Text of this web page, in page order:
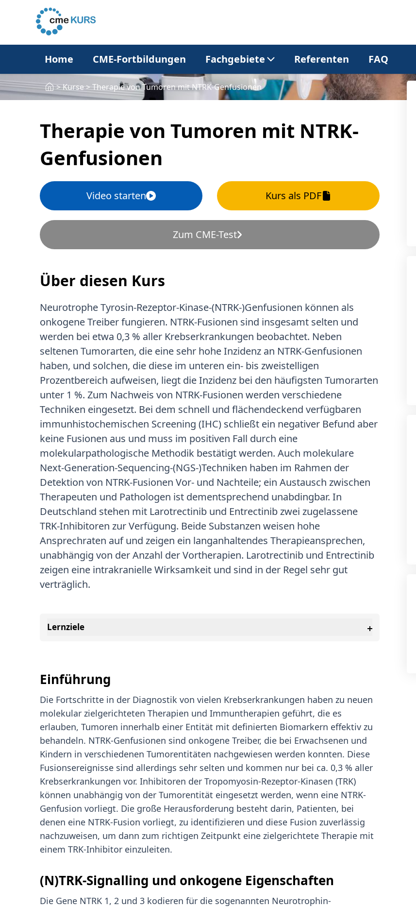
Home CME-Fortbildungen Fachgebiete
Allgemeinmedizin Dermatologie
Gastroenterologie
Urologie
Referenten FAQ
>Kurse >Therapie von Tumoren mit NTRK-Genfusionen
Therapie von Tumoren mit NTRK-
Genfusionen
Video starten Kurs als PDF
Zum CME-Test
Über diesen Kurs
Neurotrophe Tyrosin-Rezeptor-Kinase-(NTRK-)Genfusionen können als
onkogene Treiber fungieren. NTRK-Fusionen sind insgesamt selten und
werden bei etwa 0,3 % aller Krebserkrankungen beobachtet. Neben
seltenen Tumorarten, die eine sehr hohe Inzidenz an NTRK-Genfusionen
haben, und solchen, die diese im unteren ein- bis zweistelligen
Prozentbereich aufweisen, liegt die Inzidenz bei den häufigsten Tumorarten
unter 1 %. Zum Nachweis von NTRK-Fusionen werden verschiedene
Techniken eingesetzt. Bei dem schnell und flächendeckend verfügbaren
immunhistochemischen Screening (IHC) schließt ein negativer Befund aber
keine Fusionen aus und muss im positiven Fall durch eine
molekularpathologische Methodik bestätigt werden. Auch molekulare
Next-Generation-Sequencing-(NGS-)Techniken haben im Rahmen der
Detektion von NTRK-Fusionen Vor- und Nachteile; ein Austausch zwischen
Therapeuten und Pathologen ist dementsprechend unabdingbar. In
Deutschland stehen mit Larotrectinib und Entrectinib zwei zugelassene
TRK-Inhibitoren zur Verfügung. Beide Substanzen weisen hohe
Ansprechraten auf und zeigen ein langanhaltendes Therapieansprechen,
unabhängig von der Anzahl der Vortherapien. Larotrectinib und Entrectinib
zeigen eine intrakranielle Wirksamkeit und sind in der Regel sehr gut
verträglich.
Lernziele
Einführung
Die Fortschritte in der Diagnostik von vielen Krebserkrankungen haben zu neuen
molekular zielgerichteten Therapien und Immuntherapien geführt, die es
erlauben, Tumoren innerhalb einer Entität mit definierten Biomarkern effektiv zu
behandeln. NTRK-Genfusionen sind onkogene Treiber, die bei Erwachsenen und
Kindern in verschiedenen Tumorentitäten nachgewiesen werden konnten. Diese
Fusionsereignisse sind allerdings sehr selten und kommen nur bei ca. 0,3 % aller
Krebserkrankungen vor. Inhibitoren der Tropomyosin-Rezeptor-Kinasen (TRK)
können unabhängig von der Tumorentität eingesetzt werden, wenn eine NTRK-
Genfusion vorliegt. Die große Herausforderung besteht darin, Patienten, bei
denen eine NTRK-Fusion vorliegt, zu identifizieren und diese Fusion zuverlässig
nachzuweisen, um dann zum richtigen Zeitpunkt eine zielgerichtete Therapie mit
einem TRK-Inhibitor einzuleiten.
(N)TRK-Signalling und onkogene Eigenschaften
Die Gene NTRK 1, 2 und 3 kodieren für die sogenannten Neurotrophin-